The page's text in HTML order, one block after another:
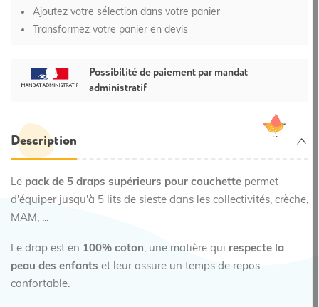
Ajoutez votre sélection dans votre panier
Transformez votre panier en devis
Possibilité de paiement par mandat
administratif
Description
Le pack de 5 draps supérieurs pour couchette permet
d'équiper jusqu'à 5 lits de sieste dans les collectivités, crèche,
MAM, ...
Le drap est en 100% coton, une matière qui respecte la
peau des enfants et leur assure un temps de repos
confortable.